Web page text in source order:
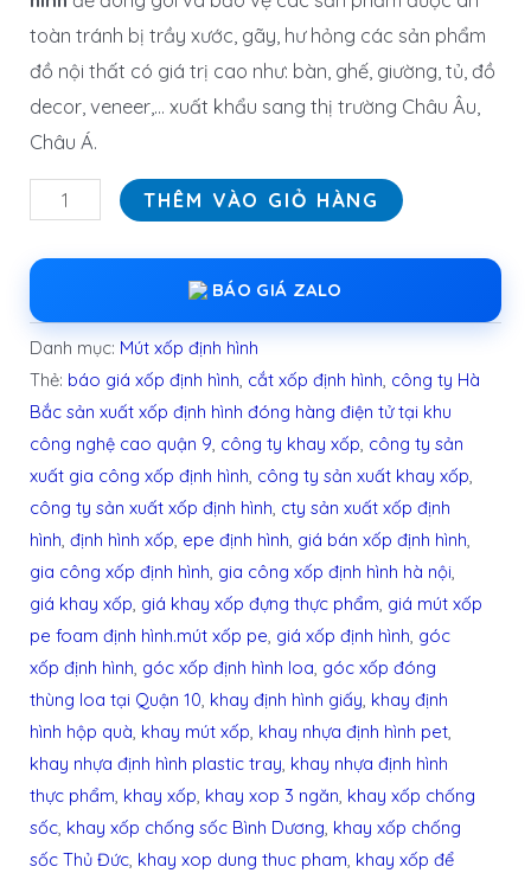
toàn tránh bị trầy xước, gãy, hư hỏng các sản phẩm
đồ nội thất có giá trị cao như: bàn, ghế, giường, tủ, đồ
decor, veneer,… xuất khẩu sang thị trường Châu Âu,
Châu Á.
THÊM VÀO GIỎ HÀNG
BÁO GIÁ ZALO
Danh mục: Mút xốp định hình
Thẻ: báo giá xốp định hình, cắt xốp định hình, công ty Hà
Bắc sản xuất xốp định hình đóng hàng điện tử tại khu
công nghệ cao quận 9, công ty khay xốp, công ty sản
xuất gia công xốp định hình, công ty sản xuất khay xốp,
công ty sản xuất xốp định hình, cty sản xuất xốp định
hình,định hình xốp, epe định hình, giá bán xốp định hình,
gia công xốp định hình, gia công xốp định hình hà nội,
giá khay xốp, giá khay xốp đựng thực phẩm, giá mút xốp
pe foam định hình.mút xốp pe, giá xốp định hình, góc
xốp định hình, góc xốp định hình loa, góc xốp đóng
thùng loa tại Quận 10, khay định hình giấy, khay định
hình hộp quà, khay mút xốp, khay nhựa định hình pet,
khay nhựa định hình plastic tray, khay nhựa định hình
thực phẩm, khay xốp, khay xop 3 ngăn, khay xốp chống
sốc, khay xốp chống sốc Bình Dương, khay xốp chống
sốc Thủ Đức, khay xop dung thuc pham, khay xốp để